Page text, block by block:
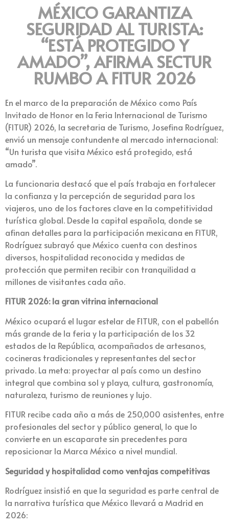
MÉXICO GARANTIZA
SEGURIDAD AL TURISTA:
“ESTÁ PROTEGIDO Y
AMADO”, AFIRMA SECTUR
RUMBO A FITUR 2026
En el marco de la preparación de México como País
Invitado de Honor en la Feria Internacional de Turismo
(FITUR) 2026, la secretaria de Turismo, Josefina Rodríguez,
envió un mensaje contundente al mercado internacional:
“Un turista que visita México está protegido, está
amado”.
La funcionaria destacó que el país trabaja en fortalecer
la confianza y la percepción de seguridad para los
viajeros, uno de los factores clave en la competitividad
turística global. Desde la capital española, donde se
afinan detalles para la participación mexicana en FITUR,
Rodríguez subrayó que México cuenta con destinos
diversos, hospitalidad reconocida y medidas de
protección que permiten recibir con tranquilidad a
millones de visitantes cada año.
FITUR 2026: la gran vitrina internacional
México ocupará el lugar estelar de FITUR, con el pabellón
más grande de la feria y la participación de los 32
estados de la República, acompañados de artesanos,
cocineras tradicionales y representantes del sector
privado. La meta: proyectar al país como un destino
integral que combina sol y playa, cultura, gastronomía,
naturaleza, turismo de reuniones y lujo.
FITUR recibe cada año a más de 250,000 asistentes, entre
profesionales del sector y público general, lo que lo
convierte en un escaparate sin precedentes para
reposicionar la Marca México a nivel mundial.
Seguridad y hospitalidad como ventajas competitivas
Rodríguez insistió en que la seguridad es parte central de
la narrativa turística que México llevará a Madrid en
2026: